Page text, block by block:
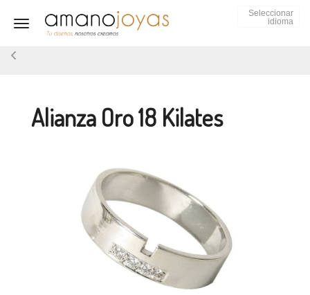
Seleccionar
idioma
Toggle navigation
Alianza Oro 18 Kilates